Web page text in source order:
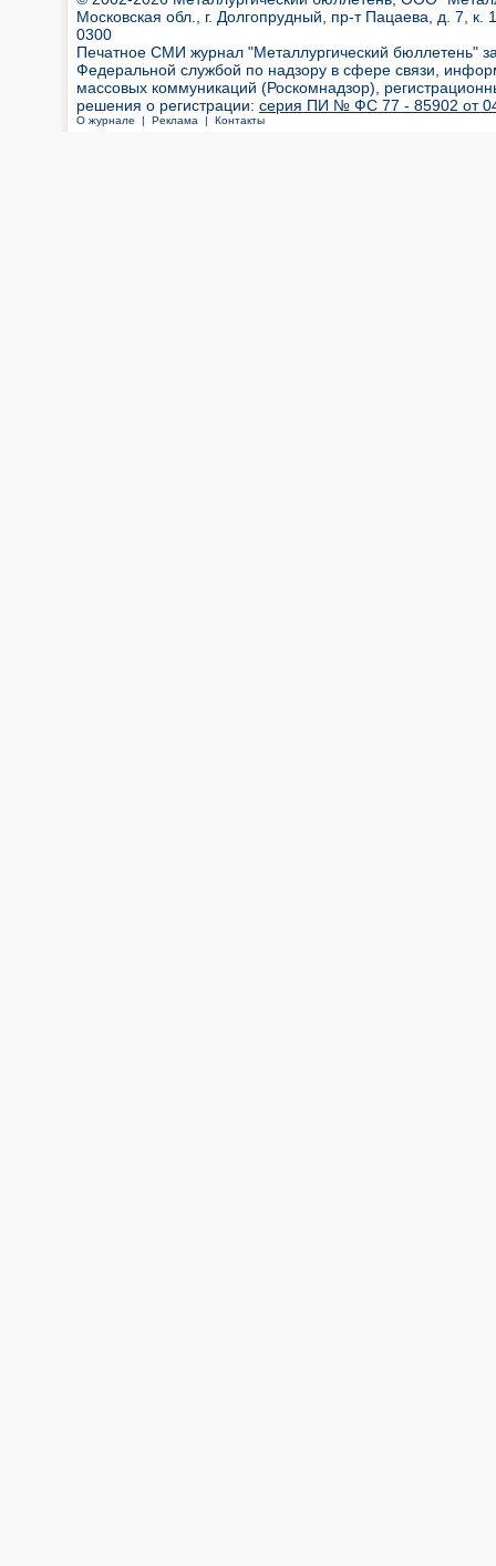
Московская обл., г. Долгопрудный, пр-т Пацаева, д. 7,
0300
Печатное СМИ журнал "Металлургический бюллетень"
Федеральной службой по надзору в сфере связи,
массовых коммуникаций (Роскомнадзор),
решения о регистрации: серия ПИ № ФС 77 - 85902 от 04
О журнале | Реклама | Контакты